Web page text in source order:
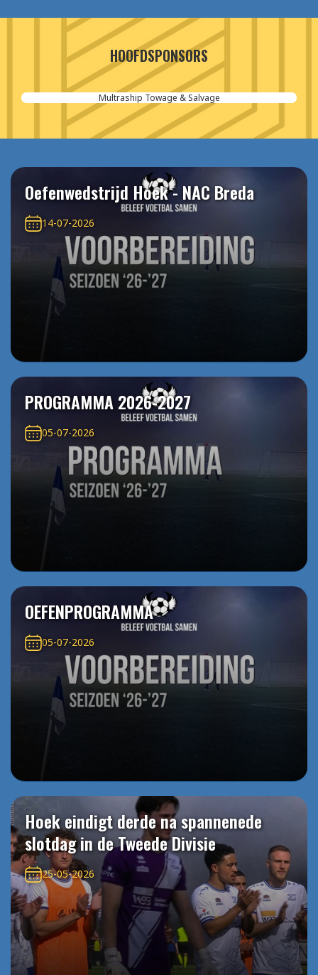
HOOFDSPONSORS
Aannemersbedrijf van der Poel
Oefenwedstrijd Hoek - NAC Breda
14-07-2026
PROGRAMMA 2026-2027
05-07-2026
OEFENPROGRAMMA
05-07-2026
Hoek eindigt derde na spannenede
slotdag in de Tweede Divisie
25-05-2026